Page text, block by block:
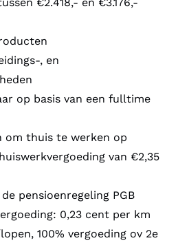
, en
op basis van een fulltime
om thuis te werken op
van €2,35
pensioenregeling PGB
0,23 cent per km
100% vergoeding ov 2e